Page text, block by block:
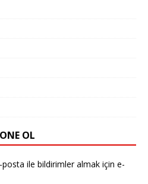
OL
ile bildirimler almak için e-